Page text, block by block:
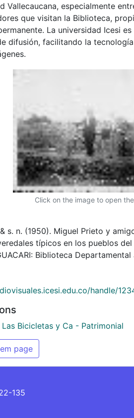
Vallecaucana, especialmente
que visitan la Biblioteca,
La universidad Icesi
difusión, facilitando la
Click on the image to open
s. n. (1950). Miguel Prieto y
típicos en los pueblos del
Biblioteca
handle/
Las Bicicletas y Ca - Patrimonial
page
135